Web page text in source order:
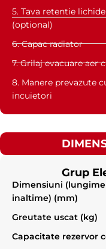
5. Tava retentie lichide
(optional)
6. Capac radiator
7. Grilaj evacuare aer
8. Manere prevazute
incuietori
Grup
Dimensiuni
inaltime) (mm)
Greutate uscat (kg)
Capacitate rezervor